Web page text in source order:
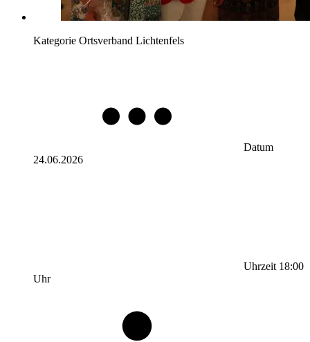
Kategorie Ortsverband Lichtenfels
Datum
24.06.2026
Uhrzeit 18:00
Uhr